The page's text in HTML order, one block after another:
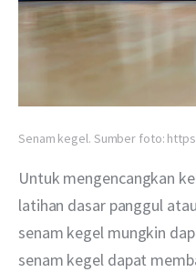
Senam kegel. Sumber foto:
Untuk mengencangkan
latihan dasar panggul
senam kegel mungkin
senam kegel dapat